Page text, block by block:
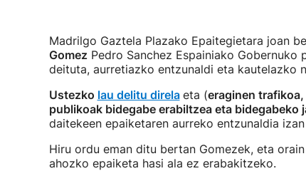
Madrilgo Gaztela Plazako Epaitegietara joan
GomezPedro Sanchez Espainiako Gobernuko
deituta, aurretiazko entzunaldi eta kautelazko
Ustezko lau delitu direla eta (eraginen
publikoak bidegabe erabiltzea eta bidegabeko
daitekeen epaiketaren aurreko entzunaldia
Hiru ordu eman ditu bertan Gomezek, eta
ahozko epaiketa hasi ala ez erabakitzeko.